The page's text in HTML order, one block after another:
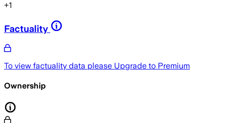
+1
Factuality
To view factuality data please Upgrade to Premium
Ownership